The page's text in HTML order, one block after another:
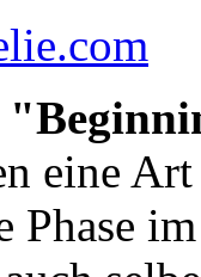
eine
Phase